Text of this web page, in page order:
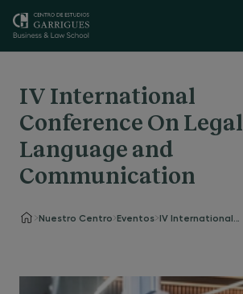
IV International
Conference On Legal
Language and
Communication
Nuestro Centro Eventos